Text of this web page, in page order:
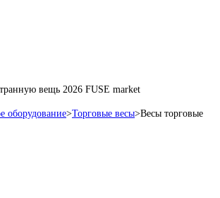
вещь 2026 FUSE market
оборудование>Торговые весы>Весы торговые